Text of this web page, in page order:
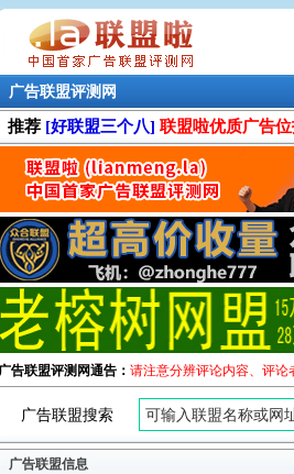
广告联盟评测网
推荐 [好联盟三个八] 联盟啦优质广告
广告联盟评测网通告： 请注意分辨评论内容、评论
广告联盟搜索
广告联盟信息